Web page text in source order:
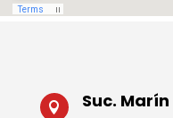
 Suc. Marín